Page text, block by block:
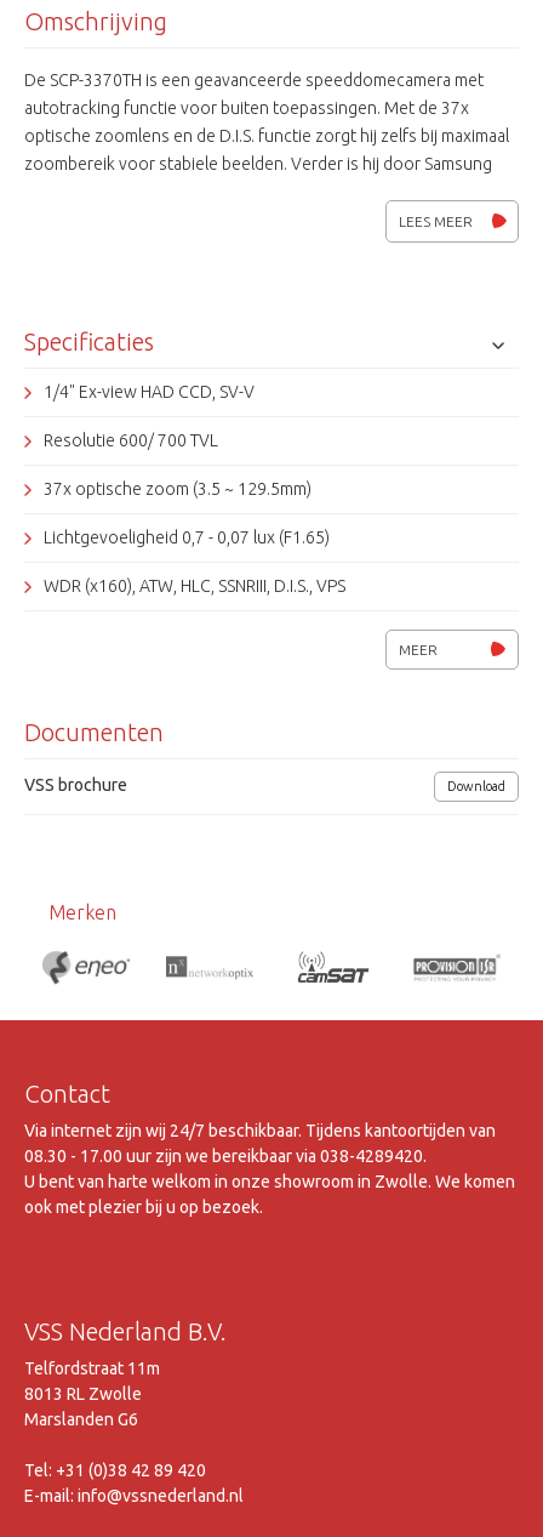
Omschrijving
De SCP-3370TH is een geavanceerde speeddomecamera met
autotracking functie voor buiten toepassingen. Met de 37x
optische zoomlens en de D.I.S. functie zorgt hij zelfs bij maximaal
zoombereik voor stabiele beelden. Verder is hij door Samsung
van de SV-V chip technolgie. Ook leverbaar zonder dome
LEES MEER
Specificaties
1/4" Ex-view HAD CCD, SV-V
Resolutie 600/ 700 TVL
37x optische zoom (3.5 ~ 129.5mm)
Lichtgevoeligheid 0,7 - 0,07 lux (F1.65)
WDR (x160), ATW, HLC, SSNRIII, D.I.S., VPS
Auto tracking
RS-485, Coax control Pelco-C (Coaxitron)
Verwarming en ventilator
Afmetingen (Øxh) 248x317mm
Gewicht 4.5 Kg., ivoor kleur
MEER
Documenten
VSS brochure Download
Merken
Contact
Via internet zijn wij 24/7 beschikbaar. Tijdens kantoortijden van
08.30 - 17.00 uur zijn we bereikbaar via 038-4289420.
U bent van harte welkom in onze showroom in Zwolle. We komen
ook met plezier bij u op bezoek.
VSS Nederland B.V.
Telfordstraat 11m
8013 RL Zwolle
Marslanden G6
Tel: +31 (0)38 42 89 420
E-mail: info@vssnederland.nl